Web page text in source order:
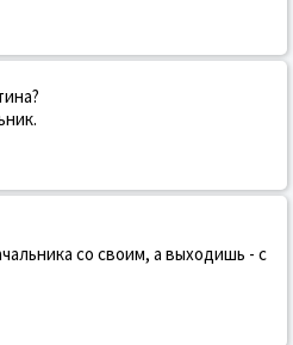
со своим, а выходишь - с